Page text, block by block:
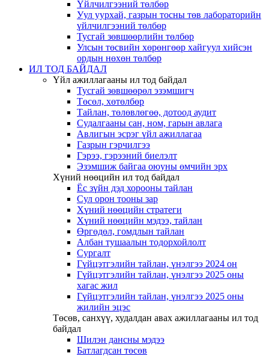
Үйлчилгээний төлбөр
Уул уурхай, газрын тосны төв лабораторийн
үйлчилгээний төлбөр
Тусгай зөвшөөрлийн төлбөр
Улсын төсвийн хөрөнгөөр хайгуул хийсэн
ордын нөхөн төлбөр
ИЛ ТОД БАЙДАЛ
Үйл ажиллагааны ил тод байдал
Тусгай зөвшөөрөл эзэмшигч
Төсөл, хөтөлбөр
Тайлан, төлөвлөгөө, дотоод аудит
Судалгааны сан, ном, гарын авлага
Авлигын эсрэг үйл ажиллагаа
Газрын гэрчилгээ
Гэрээ, гэрээний биелэлт
Эзэмшиж байгаа оюуны өмчийн эрх
Хүний нөөцийн ил тод байдал
Ёс зүйн дэд хорооны тайлан
Сул орон тооны зар
Хүний нөөцийн стратеги
Хүний нөөцийн мэдээ, тайлан
Өргөдөл, гомдлын тайлан
Албан тушаалын тодорхойлолт
Сургалт
Гүйцэтгэлийн тайлан, үнэлгээ 2024 он
Гүйцэтгэлийн тайлан, үнэлгээ 2025 оны
хагас жил
Гүйцэтгэлийн тайлан, үнэлгээ 2025 оны
жилийн эцэс
Төсөв, санхүү, худалдан авах ажиллагааны ил тод
байдал
Шилэн дансны мэдээ
Батлагдсан төсөв